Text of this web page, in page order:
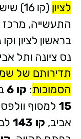
לציון
(קו
התעשייה,
בראשון לציון
נס ציונה ותל אביב
תדירותם של
הסמוכות: קו 6
15 למסוף
אביב, קו 143